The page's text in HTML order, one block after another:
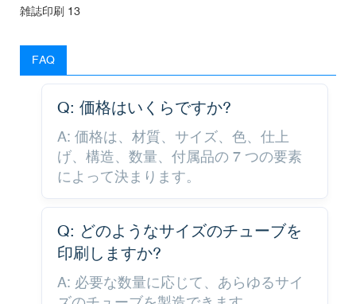
FAQ
Q: 価格はいくらですか?
A: 価格は、材質、サイズ、色、仕上
げ、構造、数量、付属品の 7 つの要素
によって決まります。
Q: どのようなサイズのチューブを
印刷しますか?
A: 必要な数量に応じて、あらゆるサイ